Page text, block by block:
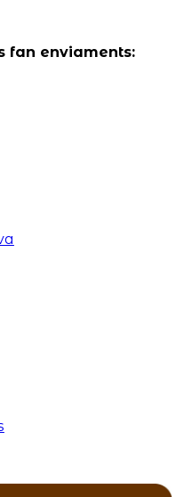
fan enviaments: